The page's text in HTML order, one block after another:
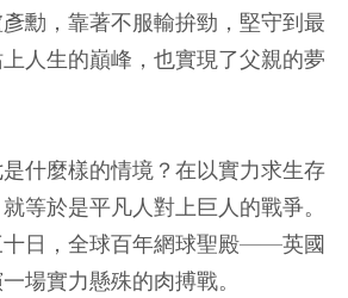
勳，靠著不服輸拚勁，堅守到最
人生的巔峰，也實現了父親的夢
什麼樣的情境？在以實力求生存
等於是平凡人對上巨人的戰爭。
日，全球百年網球聖殿——英國
場實力懸殊的肉搏戰。